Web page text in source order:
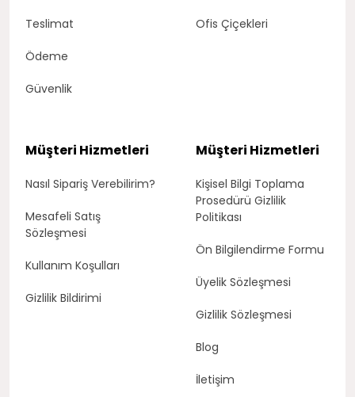
Teslimat
Ödeme
Güvenlik
Ofis Çiçekleri
Müşteri Hizmetleri
Nasıl Sipariş Verebilirim?
Mesafeli Satış
Sözleşmesi
Kullanım Koşulları
Gizlilik Bildirimi
Müşteri Hizmetleri
Kişisel Bilgi Toplama
Prosedürü Gizlilik
Politikası
Ön Bilgilendirme Formu
Üyelik Sözleşmesi
Gizlilik Sözleşmesi
Blog
İletişim